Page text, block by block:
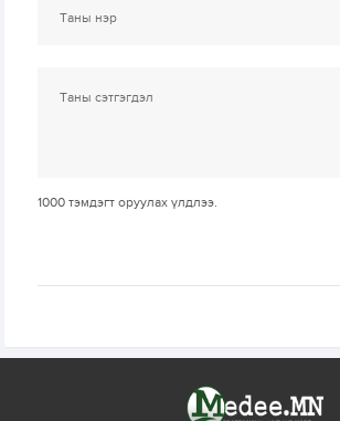
1000 тэмдэгт оруулах үлдлээ.